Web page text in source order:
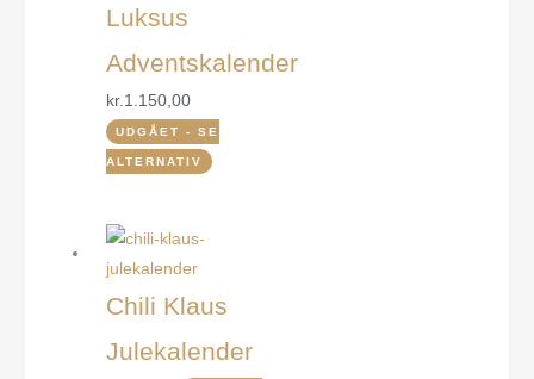
Luksus
Adventskalender
kr.1.150,00
UDGÅET - SE
ALTERNATIV
Chili Klaus
Julekalender